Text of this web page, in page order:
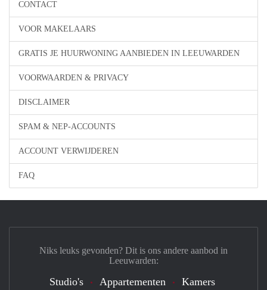
CONTACT
VOOR MAKELAARS
GRATIS JE HUURWONING AANBIEDEN IN LEEUWARDEN
VOORWAARDEN & PRIVACY
DISCLAIMER
SPAM & NEP-ACCOUNTS
ACCOUNT VERWIJDEREN
FAQ
Niks leuks gevonden? Dit is ons andere aanbod in
Leeuwarden:
Studio's Appartementen Kamers